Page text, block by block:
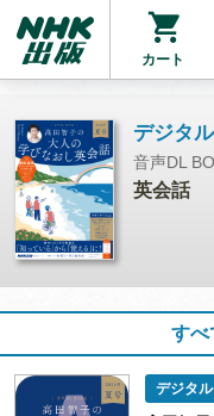
カート
デジタ
音声DL
英会話
すべ
デジタ